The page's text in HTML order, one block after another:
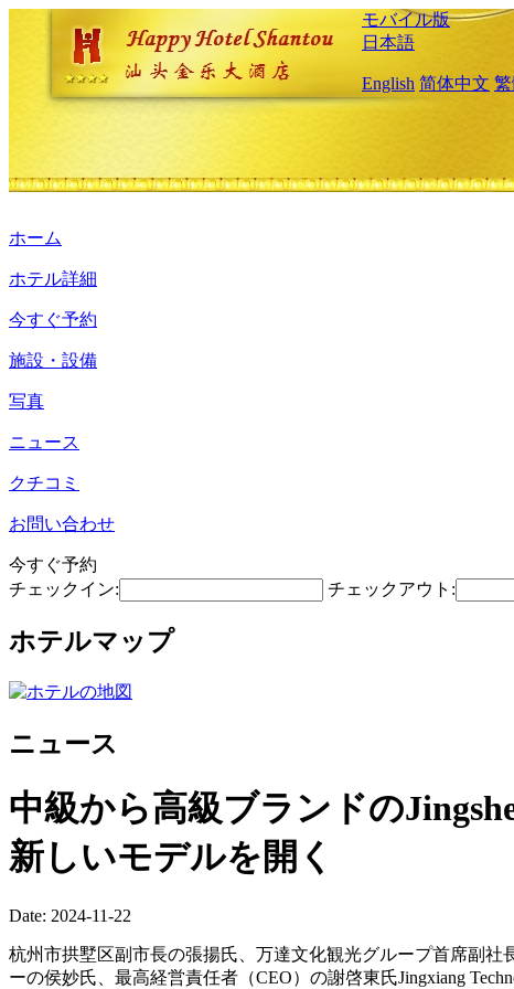
モバイル版
日本語
English 简体中文
ホーム
ホテル詳細
今すぐ予約
施設・設備
写真
ニュース
クチコミ
お問い合わせ
今すぐ予約
チェックイン:
チェックアウト:
ホテルマップ
ニュース
中級から高級ブランドの
新しいモデルを開く
Date: 2024-11-22
杭州市拱墅区副市長の張揚氏、万達文化観光グループ首席副
ーの侯妙氏、最高経営責任者（CEO）の謝啓東氏Jingxiang